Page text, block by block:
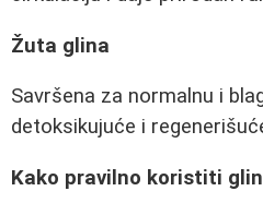
Žuta glina
Savršena za normalnu i
detoksikujuće i
Kako pravilno koristiti